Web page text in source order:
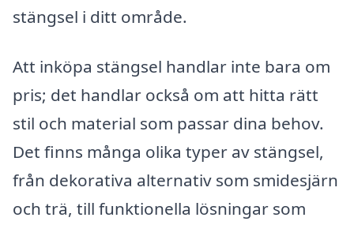
stängsel i ditt område.
Att inköpa stängsel handlar inte bara om
pris; det handlar också om att hitta rätt
stil och material som passar dina behov.
Det finns många olika typer av stängsel,
från dekorativa alternativ som smidesjärn
och trä, till funktionella lösningar som